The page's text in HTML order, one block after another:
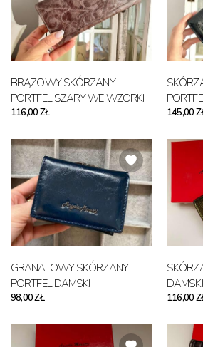
BRĄZOWY SKÓRZANY
PORTFEL SZARY WE WZORKI
116,00 ZŁ 145,00
GRANATOWY SKÓRZANY
PORTFEL DAMSKI
98,00 ZŁ
DAMSKI
116,00